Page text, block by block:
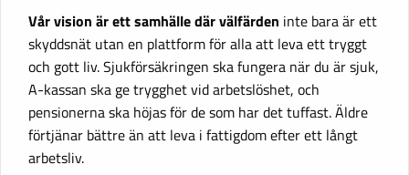
Vår vision är ett samhälle där välfärden inte bara är ett
skyddsnät utan en plattform för alla att leva ett tryggt
och gott liv. Sjukförsäkringen ska fungera när du är sjuk,
A-kassan ska ge trygghet vid arbetslöshet, och
pensionerna ska höjas för de som har det tuffast. Äldre
förtjänar bättre än att leva i fattigdom efter ett långt
arbetsliv.